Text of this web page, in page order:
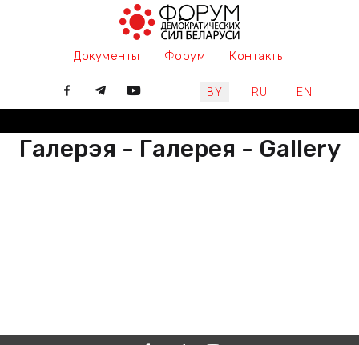
Документы Форум Контакты
Выберите язык
BY RU EN
Галерэя - Галерея - Gallery